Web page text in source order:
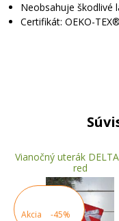
Neobsahuje škodlivé
Certifikát: OEKO-
Vianočný uterák
red
Akcia -45%